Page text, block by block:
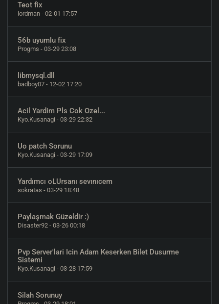
Teot fix
lordman - 02-01 17:57
56b uyumlu fix
Progms - 03-29 23:08
libmysql.dll
badboy07 - 12-02 17:20
Acil Yardim Pls Cok Ozel...
Kyo.Kusanagi - 03-29 22:32
Uo patch Sorunu
Kyo.Kusanagi - 03-29 17:09
Yardımcı oLUrsanı sevınıcem
sokratas - 03-29 18:48
Paylaşmak Güzeldir :)
Disaster92 - 03-26 00:18
Pvp Server'lari Icin Adam Keserken Bilet Dusurme
Sistemi
Kyo.Kusanagi - 03-28 17:59
Silah Sorunuy